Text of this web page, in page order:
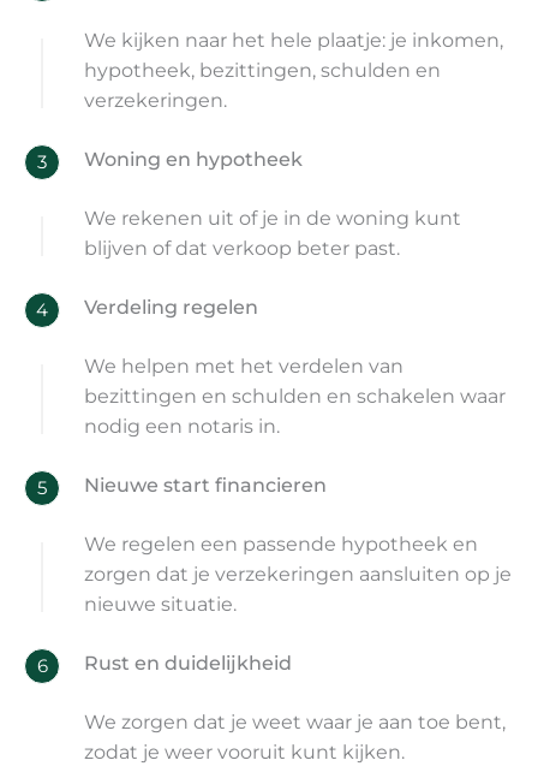
We kijken naar het hele plaatje: je inkomen,
hypotheek, bezittingen, schulden en
verzekeringen.
3 Woning en hypotheek
We rekenen uit of je in de woning kunt
blijven of dat verkoop beter past.
4 Verdeling regelen
We helpen met het verdelen van
bezittingen en schulden en schakelen waar
nodig een notaris in.
5 Nieuwe start financieren
We regelen een passende hypotheek en
zorgen dat je verzekeringen aansluiten op je
nieuwe situatie.
6 Rust en duidelijkheid
We zorgen dat je weet waar je aan toe bent,
zodat je weer vooruit kunt kijken.